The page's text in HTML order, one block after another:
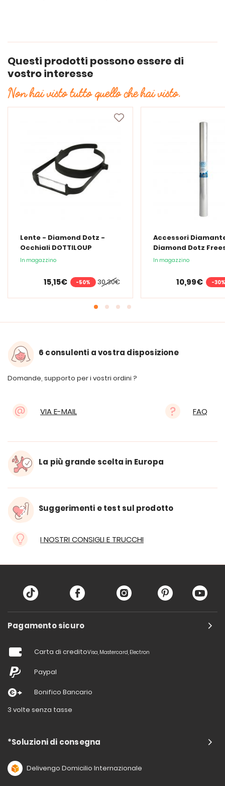
Questi prodotti possono essere di
vostro interesse
Non hai visto tutto quello che hai visto.
Lente - Diamond Dotz -
Occhiali DOTTILOUP
In magazzino
30,30€
15,15€ -50%
Accessori
Diamond Dotz
Film di protezione
In magazzino
10,99€ -30%
6 consulenti a vostra disposizione
Domande, supporto per i vostri ordini ?
VIA E-MAIL FAQ
La più grande scelta in Europa
Suggerimenti e test sul prodotto
I NOSTRI CONSIGLI E TRUCCHI
Pagamento sicuro
Carta di creditoVisa, Mastercard, Electron
Paypal
Bonifico Bancario
3 volte senza tasse
*Soluzioni di consegna
Delivengo Domicilio Internazionale